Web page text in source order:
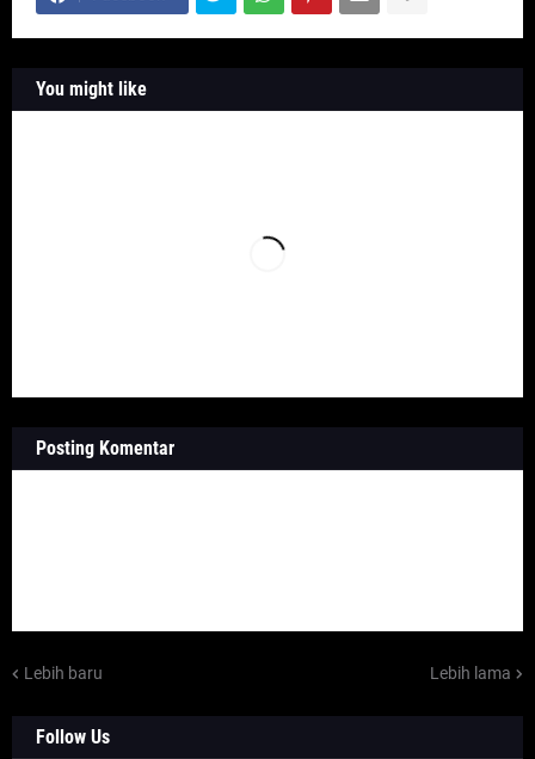
You might like
Posting Komentar
Lebih baru Lebih lama
Follow Us